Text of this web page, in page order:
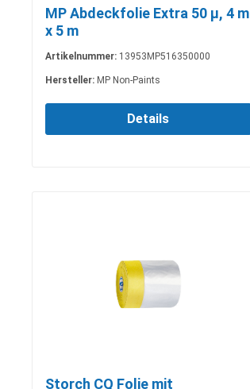
MP Abdeckfolie Extra 50 µ, 4 m
x 5 m
Artikelnummer: 13953MP516350000
Hersteller: MP Non-Paints
Details
Storch CQ Folie mit